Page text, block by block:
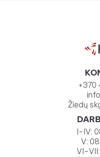
+370
Žiedų
I-IV:
V:
VI-